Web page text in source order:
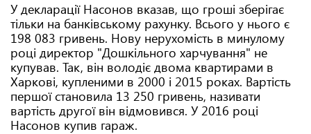
У декларації Насонов вказав, що гроші зберігає
тільки на банківському рахунку. Всього у нього є
198 083 гривень. Нову нерухомість в минулому
році директор "Дошкільного харчування" не
купував. Так, він володіє двома квартирами в
Харкові, купленими в 2000 і 2015 роках. Вартість
першої становила 13 250 гривень, називати
вартість другої він відмовився. У 2016 році
Насонов купив гараж.